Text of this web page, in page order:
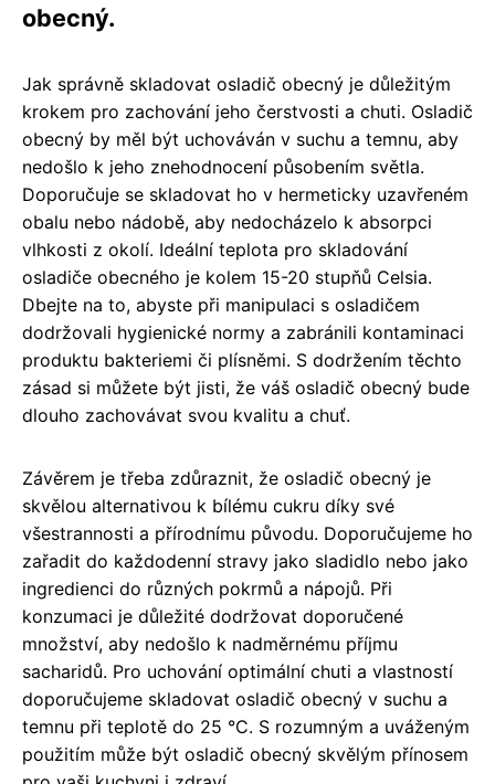
obecný.
Jak správně skladovat osladič obecný je důležitým
krokem pro zachování jeho čerstvosti a chuti. Osladič
obecný by měl být uchováván v suchu a temnu, aby
nedošlo k jeho znehodnocení působením světla.
Doporučuje se skladovat ho v hermeticky uzavřeném
obalu nebo nádobě, aby nedocházelo k absorpci
vlhkosti z okolí. Ideální teplota pro skladování
osladiče obecného je kolem 15-20 stupňů Celsia.
Dbejte na to, abyste při manipulaci s osladičem
dodržovali hygienické normy a zabránili kontaminaci
produktu bakteriemi či plísněmi. S dodržením těchto
zásad si můžete být jisti, že váš osladič obecný bude
dlouho zachovávat svou kvalitu a chuť.
Závěrem je třeba zdůraznit, že osladič obecný je
skvělou alternativou k bílému cukru díky své
všestrannosti a přírodnímu původu. Doporučujeme ho
zařadit do každodenní stravy jako sladidlo nebo jako
ingredienci do různých pokrmů a nápojů. Při
konzumaci je důležité dodržovat doporučené
množství, aby nedošlo k nadměrnému příjmu
sacharidů. Pro uchování optimální chuti a vlastností
doporučujeme skladovat osladič obecný v suchu a
temnu při teplotě do 25 °C. S rozumným a uváženým
použitím může být osladič obecný skvělým přínosem